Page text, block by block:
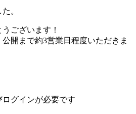
。
ございます！
開まで約3営業日程度いただきま
グインが必要です